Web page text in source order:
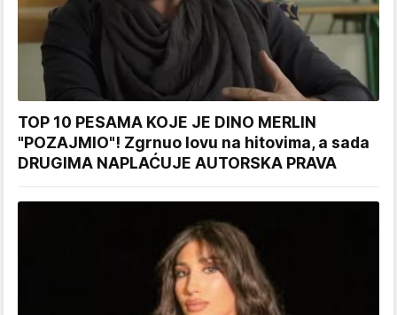
TOP 10 PESAMA KOJE JE DINO MERLIN
"POZAJMIO"! Zgrnuo lovu na hitovima, a sada
DRUGIMA NAPLAĆUJE AUTORSKA PRAVA